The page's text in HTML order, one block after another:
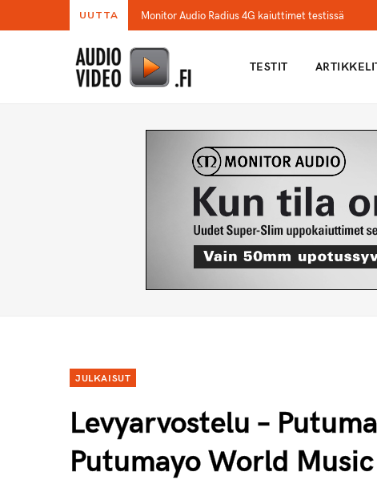
UUTTA Monitor Audio Radius 4G kaiuttimet testissä
TESTIT
JULKAISUT
Levyarvostelu –
Putumayo World Music